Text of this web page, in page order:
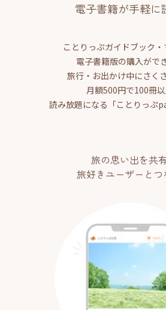
電子書籍が手軽に
ことりっぷガイドブック・
電子書籍版の購入がで
旅行・お出かけ中にさく
月額500円で100冊
読み放題になる「ことりっぷ
旅の思い出を共有
旅好きユーザーとつ